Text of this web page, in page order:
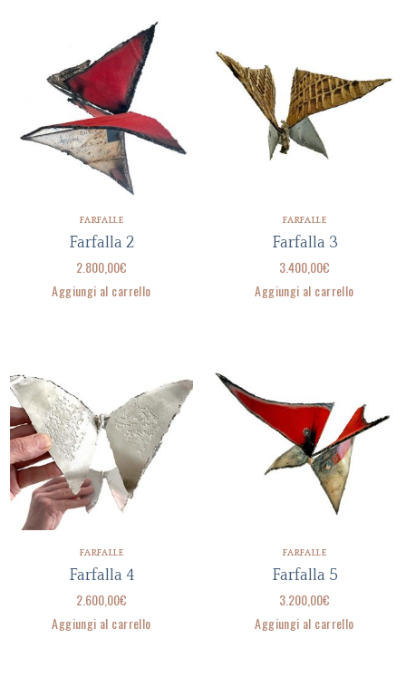
FARFALLE
Farfalla 2
2.800,00€
Aggiungi al carrello
FARFALLE
Farfalla 3
3.400,00€
Aggiungi al carrello
FARFALLE
Farfalla 4
2.600,00€
Aggiungi al carrello
FARFALLE
Farfalla 5
3.200,00€
Aggiungi al carrello